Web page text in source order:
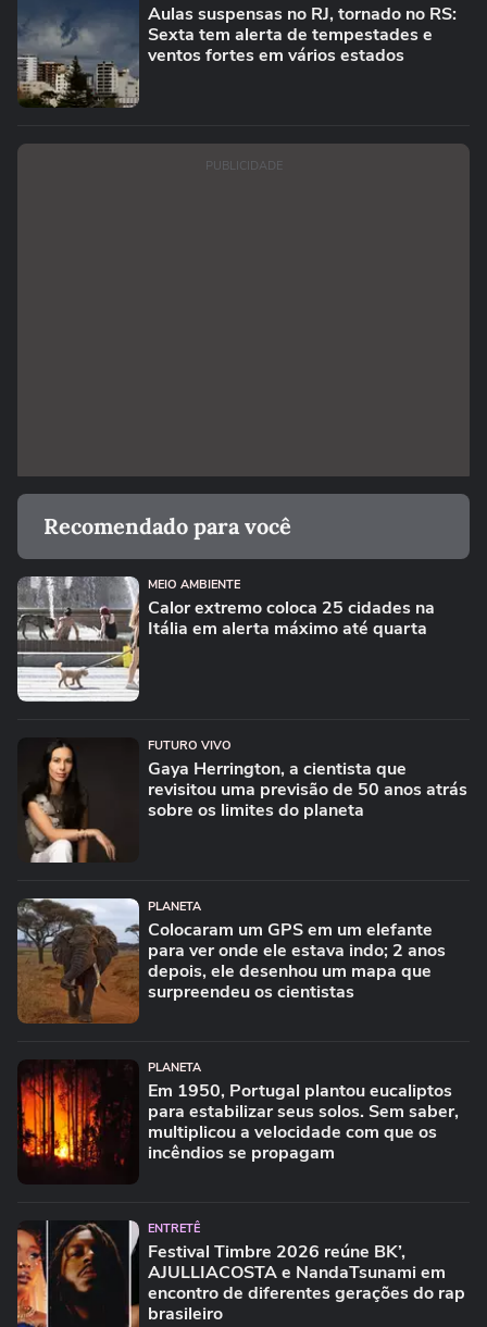
Aulas suspensas no RJ, tornado no RS:
Sexta tem alerta de tempestades e
ventos fortes em vários estados
PUBLICIDADE
Recomendado para você
MEIO AMBIENTE
Calor extremo coloca 25 cidades na
Itália em alerta máximo até quarta
FUTURO VIVO
Gaya Herrington, a cientista que
revisitou uma previsão de 50 anos atrás
sobre os limites do planeta
PLANETA
Colocaram um GPS em um elefante
para ver onde ele estava indo; 2 anos
depois, ele desenhou um mapa que
surpreendeu os cientistas
PLANETA
Em 1950, Portugal plantou eucaliptos
para estabilizar seus solos. Sem saber,
multiplicou a velocidade com que os
incêndios se propagam
ENTRETÊ
Festival Timbre 2026 reúne BK’,
AJULLIACOSTA e NandaTsunami em
encontro de diferentes gerações do rap
brasileiro